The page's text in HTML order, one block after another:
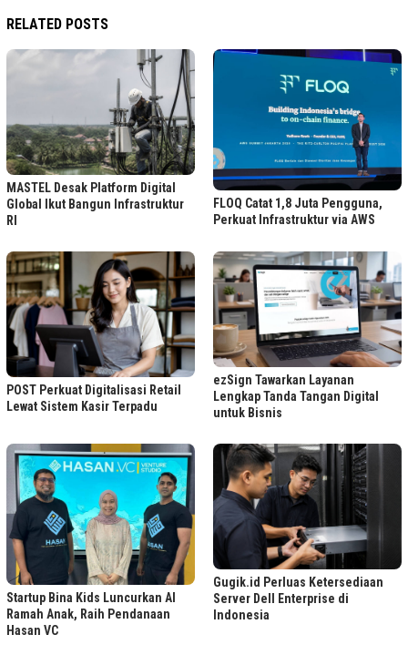
RELATED POSTS
MASTEL Desak Platform Digital
Global Ikut Bangun Infrastruktur
RI
FLOQ Catat 1,8 Juta Pengguna,
Perkuat Infrastruktur via AWS
POST Perkuat Digitalisasi Retail
Lewat Sistem Kasir Terpadu
ezSign Tawarkan Layanan
Lengkap Tanda Tangan Digital
untuk Bisnis
Startup Bina Kids Luncurkan AI
Ramah Anak, Raih Pendanaan
Hasan VC
Gugik.id Perluas Ketersediaan
Server Dell Enterprise di
Indonesia